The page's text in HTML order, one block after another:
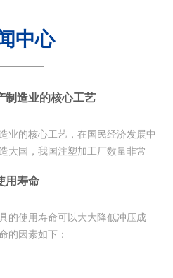
中心
制造业的核心工艺
业的核心工艺，在国民经济发展中
大国，我国注塑加工厂数量非常
用寿命
的使用寿命可以大大降低冲压成
的因素如下：